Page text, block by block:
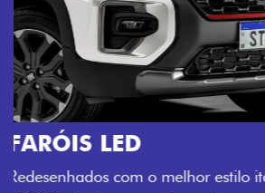
O VERDADEIRO 5
PORTAS